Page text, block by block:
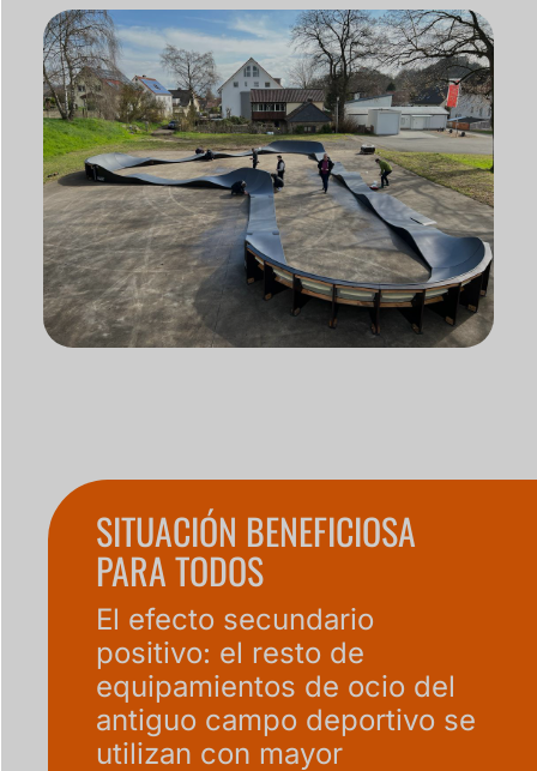
SITUACIÓN BENEFICIOSA
PARA TODOS
El efecto secundario
positivo: el resto de
equipamientos de ocio del
antiguo campo deportivo se
utilizan con mayor